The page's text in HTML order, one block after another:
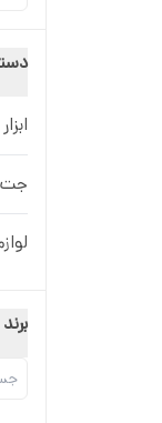
برند